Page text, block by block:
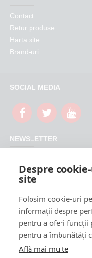
Contact
Retur produse
Harta site
Brand-uri
SOCIAL MEDIA
NEWSLETTER
FeederShop
CAPTCHA
Please complete the
captcha validation
below
Despre
site
Folosim cookie-uri
informații despre
pentru a oferi funcții
pentru a îmbunătăți
Află mai multe